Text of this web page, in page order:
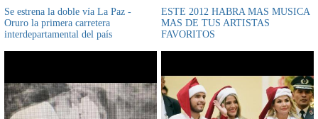
Se estrena la doble vía La Paz -
Oruro la primera carretera
interdepartamental del país
ESTE 2012 HABRA MAS MUSICA
MAS DE TUS ARTISTAS
FAVORITOS